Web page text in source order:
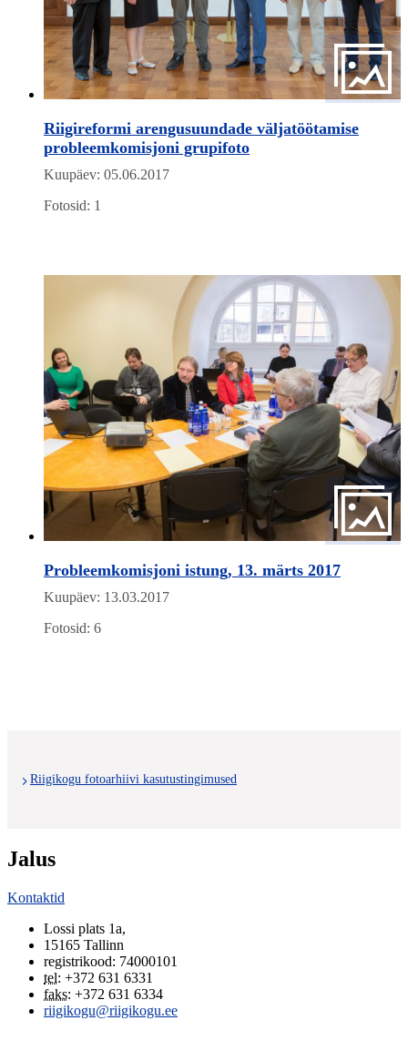
Riigireformi arengusuundade väljatöötamise
probleemkomisjoni grupifoto
Kuupäev: 05.06.2017
Fotosid: 1
Probleemkomisjoni istung, 13. märts 2017
Kuupäev: 13.03.2017
Fotosid: 6
Riigikogu fotoarhiivi kasutustingimused
Jalus
Kontaktid
Lossi plats 1a,
15165 Tallinn
registrikood: 74000101
tel: +372 631 6331
faks: +372 631 6334
riigikogu@riigikogu.ee